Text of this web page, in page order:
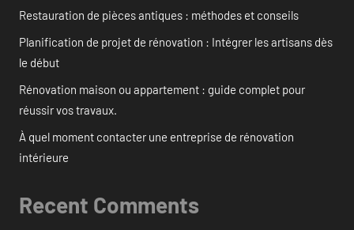
Restauration de pièces antiques : méthodes et conseils
Planification de projet de rénovation : Intégrer les artisans dès
le début
Rénovation maison ou appartement : guide complet pour
réussir vos travaux.
À quel moment contacter une entreprise de rénovation
intérieure
Recent Comments